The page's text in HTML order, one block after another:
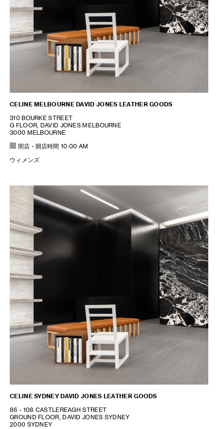
CELINE MELBOURNE DAVID JONES LEATHER GOODS
310 BOURKE STREET
G FLOOR, DAVID JONES MELBOURNE
3000 MELBOURNE
閉店 - 開店時間10:00 AM
ウィメンズ
CELINE SYDNEY DAVID JONES LEATHER GOODS
86 - 108 CASTLEREAGH STREET
GROUND FLOOR, DAVID JONES SYDNEY
2000 SYDNEY